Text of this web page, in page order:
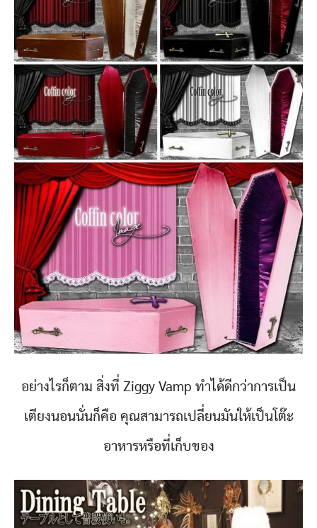
อย่างไรก็ตาม สิ่งที่ Ziggy Vamp ทำได้ดีกว่าการเป็น
เตียงนอนนั่นก็คือ คุณสามารถเปลี่ยนมันให้เป็นโต๊ะ
อาหารหรือที่เก็บของ